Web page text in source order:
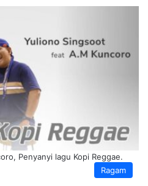
Ragam
Penyanyi lagu Kopi Reggae.